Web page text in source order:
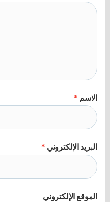
الاسم *
البريد الإلكتروني *
الموقع الإلكتروني